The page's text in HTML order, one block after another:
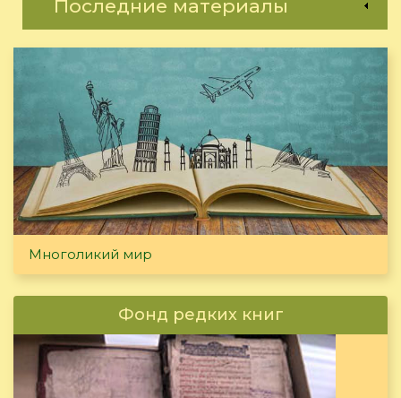
Последние материалы
Многоликий мир
Фонд редких книг